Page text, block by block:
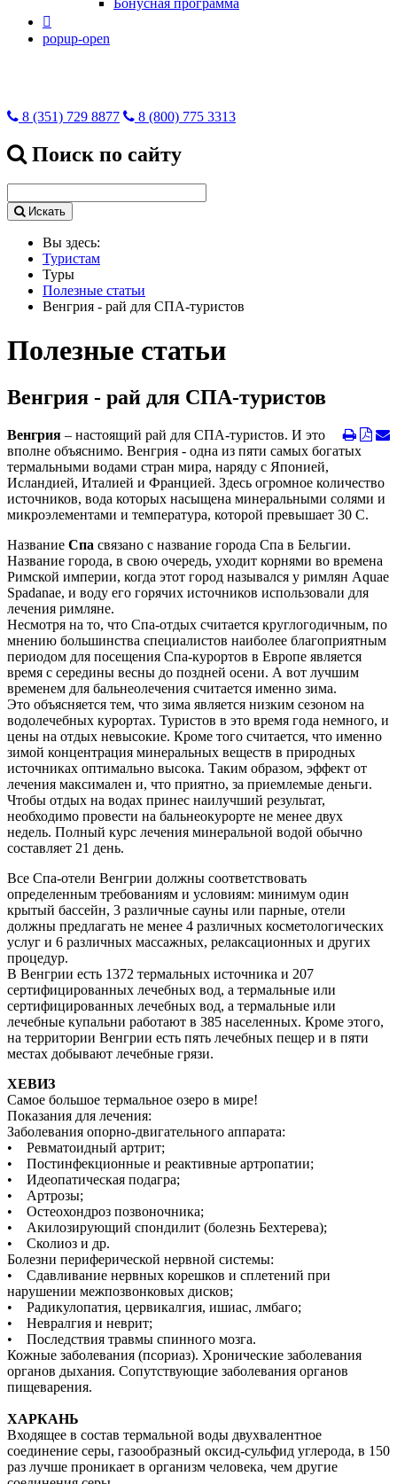

popup-open
8 (351) 729 8877 8 (800) 775 3313
Поиск по сайту
Искать
Вы здесь:
Туристам
Туры
Полезные статьи
Венгрия - рай для СПА-туристов
Полезные статьи
Венгрия - рай для СПА-туристов
Венгрия – настоящий рай для СПА-туристов. И это
вполне объяснимо. Венгрия - одна из пяти самых богатых
термальными водами стран мира, наряду с Японией,
Исландией, Италией и Францией. Здесь огромное количество
источников, вода которых насыщена минеральными солями и
микроэлементами и температура, которой превышает 30 C.
Название Спа связано с название города Спа в Бельгии.
Название города, в свою очередь, уходит корнями во времена
Римской империи, когда этот город назывался у римлян Aquae
Spadanae, и воду его горячих источников использовали для
лечения римляне.
Несмотря на то, что Спа-отдых считается круглогодичным, по
мнению большинства специалистов наиболее благоприятным
периодом для посещения Спа-курортов в Европе является
время с середины весны до поздней осени. А вот лучшим
временем для бальнеолечения считается именно зима.
Это объясняется тем, что зима является низким сезоном на
водолечебных курортах. Туристов в это время года немного, и
цены на отдых невысокие. Кроме того считается, что именно
зимой концентрация минеральных веществ в природных
источниках оптимально высока. Таким образом, эффект от
лечения максимален и, что приятно, за приемлемые деньги.
Чтобы отдых на водах принес наилучший результат,
необходимо провести на бальнеокурорте не менее двух
недель. Полный курс лечения минеральной водой обычно
составляет 21 день.
Все Спа-отели Венгрии должны соответствовать
определенным требованиям и условиям: минимум один
крытый бассейн, 3 различные сауны или парные, отели
должны предлагать не менее 4 различных косметологических
услуг и 6 различных массажных, релаксационных и других
процедур.
В Венгрии есть 1372 термальных источника и 207
сертифицированных лечебных вод, а термальные или
сертифицированных лечебных вод, а термальные или
лечебные купальни работают в 385 населенных. Кроме этого,
на территории Венгрии есть пять лечебных пещер и в пяти
местах добывают лечебные грязи.
ХЕВИЗ
Самое большое термальное озеро в мире!
Показания для лечения:
Заболевания опорно-двигательного аппарата:
• Ревматоидный артрит;
• Постинфекционные и реактивные артропатии;
• Идеопатическая подагра;
• Артрозы;
• Остеохондроз позвоночника;
• Акилозирующий спондилит (болезнь Бехтерева);
• Сколиоз и др.
Болезни периферической нервной системы:
• Сдавливание нервных корешков и сплетений при
нарушении межпозвонковых дисков;
• Радикулопатия, цервикалгия, ишиас, лмбаго;
• Невралгия и неврит;
• Последствия травмы спинного мозга.
Кожные заболевания (псориаз). Хронические заболевания
органов дыхания. Сопутствующие заболевания органов
пищеварения.
ХАРКАНЬ
Входящее в состав термальной воды двухвалентное
соединение серы, газообразный оксид-сульфид углерода, в 150
раз лучше проникает в организм человека, чем другие